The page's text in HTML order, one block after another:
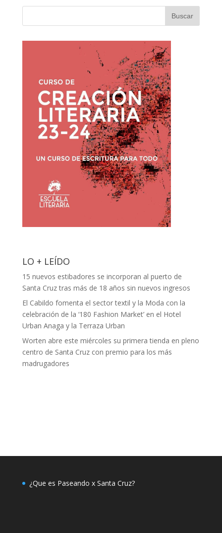
LO + LEÍDO
15 nuevos estibadores se incorporan al puerto de
Santa Cruz tras más de 18 años sin nuevos ingresos
El Cabildo fomenta el sector textil y la Moda con la
celebración de la ‘180 Fashion Market’ en el Hotel
Urban Anaga y la Terraza Urban
Worten abre este miércoles su primera tienda en pleno
centro de Santa Cruz con premio para los más
madrugadores
¿Que es Paseando x Santa Cruz?